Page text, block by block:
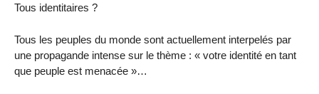
Tous identitaires ?
Tous les peuples du monde sont actuellement interpelés par
une propagande intense sur le thème : « votre identité en tant
que peuple est menacée »…